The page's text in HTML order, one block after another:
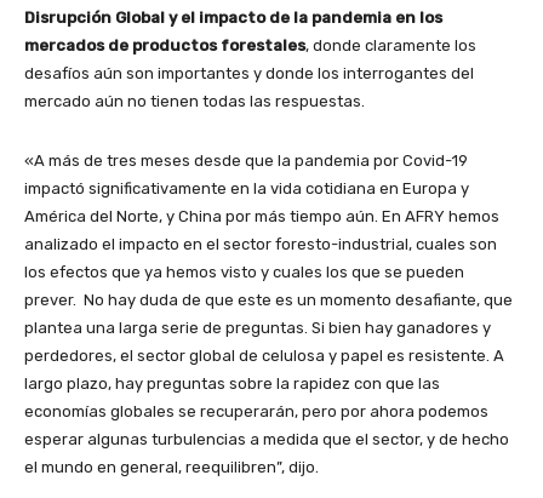
Disrupción Global y el impacto de la pandemia en los
mercados de productos forestales, donde claramente los
desafíos aún son importantes y donde los interrogantes del
mercado aún no tienen todas las respuestas.
«A más de tres meses desde que la pandemia por Covid-19
impactó significativamente en la vida cotidiana en Europa y
América del Norte, y China por más tiempo aún. En AFRY hemos
analizado el impacto en el sector foresto-industrial, cuales son
los efectos que ya hemos visto y cuales los que se pueden
prever. No hay duda de que este es un momento desafiante, que
plantea una larga serie de preguntas. Si bien hay ganadores y
perdedores, el sector global de celulosa y papel es resistente. A
largo plazo, hay preguntas sobre la rapidez con que las
economías globales se recuperarán, pero por ahora podemos
esperar algunas turbulencias a medida que el sector, y de hecho
el mundo en general, reequilibren”, dijo.